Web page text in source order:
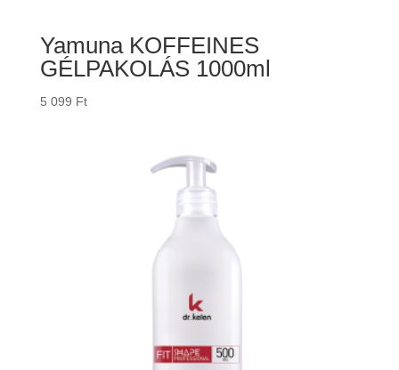
Yamuna KOFFEINES
GÉLPAKOLÁS 1000ml
5 099 Ft